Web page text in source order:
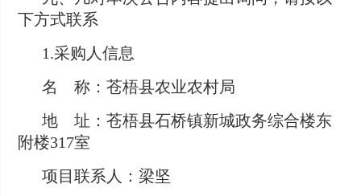
下方式联系
1.采购人信息
名 称：苍梧县农业农村局
地 址：苍梧县石桥镇新城政务综合楼东
附楼317室
项目联系人：梁坚